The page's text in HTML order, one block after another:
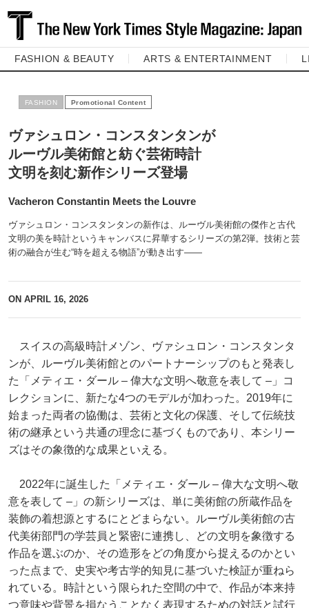
FASHION & BEAUTY ARTS & ENTERTAINMENT
FASHION
ヴァシュロン・コンスタンタンが
ルーヴル美術館と紡ぐ芸術時計
文明を刻む新作シリーズ登場
Vacheron Constantin Meets the Louvre
ヴァシュロン・コンスタンタンの新作は、ルーヴル美術館の傑作と古代
文明の美を時計というキャンバスに昇華するシリーズの第2弾。技術と芸
術の融合が生む“時を超える物語”が動き出す――
ON APRIL 16, 2026
スイスの高級時計メゾン、ヴァシュロン・コンスタンタ
ンが、ルーヴル美術館とのパートナーシップのもと発表し
た「メティエ・ダール – 偉大な文明へ敬意を表して –」コ
レクションに、新たな4つのモデルが加わった。2019年に
始まった両者の協働は、芸術と文化の保護、そして伝統技
術の継承という共通の理念に基づくものであり、本シリー
ズはその象徴的な成果といえる。
2022年に誕生した「メティエ・ダール – 偉大な文明へ敬
意を表して –」の新シリーズは、単に美術館の所蔵作品を
装飾の着想源とするにとどまらない。ルーヴル美術館の古
代美術部門の学芸員と緊密に連携し、どの文明を象徴する
作品を選ぶのか、その造形をどの角度から捉えるのかとい
った点まで、史実や考古学的知見に基づいた検証が重ねら
れている。時計という限られた空間の中で、作品が本来持
つ意味や背景を損なうことなく表現するための対話と試行